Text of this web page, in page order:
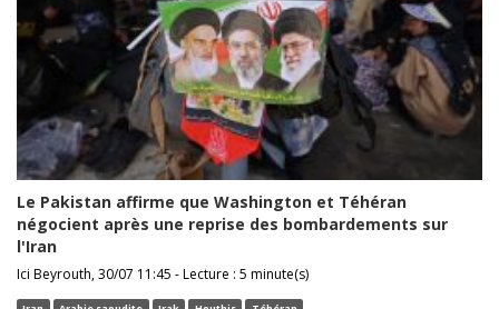
Le Pakistan affirme que Washington et Téhéran
négocient après une reprise des bombardements sur
l'Iran
Ici Beyrouth, 30/07 11:45 - Lecture : 5 minute(s)